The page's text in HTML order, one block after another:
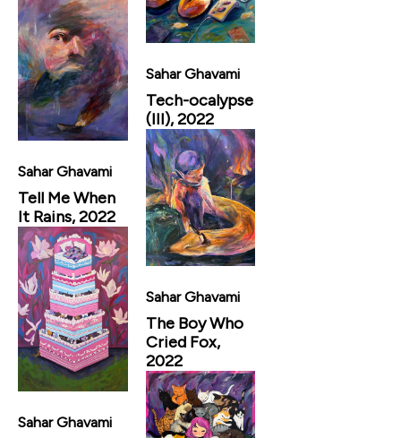
Sahar Ghavami
Tell Me When
It Rains, 2022
Sahar Ghavami
Sahar Ghavami
Tech-ocalypse
(III), 2022
Sahar Ghavami
The Boy Who
Cried Fox,
2022